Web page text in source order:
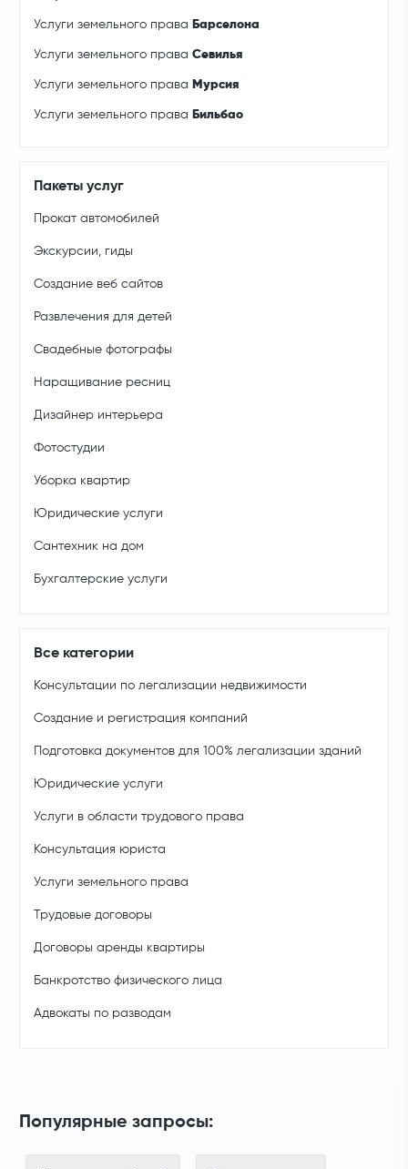
Услуги земельного права Барселона
Услуги земельного праваСевилья
Услуги земельного права Мурсия
Услуги земельного права Бильбао
Пакеты услуг
Прокат автомобилей
Экскурсии, гиды
Создание веб сайтов
Развлечения для детей
Свадебные фотографы
Наращивание ресниц
Дизайнер интерьера
Фотостудии
Уборка квартир
Юридические услуги
Сантехник на дом
Бухгалтерские услуги
Все категории
Консультации по легализации недвижимости
Создание и регистрация компаний
Подготовка документов для 100% легализации зданий
Юридические услуги
Услуги в области трудового права
Консультация юриста
Услуги земельного права
Трудовые договоры
Договоры аренды квартиры
Банкротство физического лица
Адвокаты по разводам
Популярные запросы: